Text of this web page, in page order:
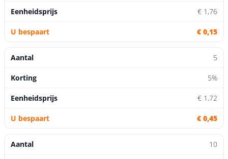
€ 1,76
€ 0,15
5
5%
€ 1,72
€ 0,45
10